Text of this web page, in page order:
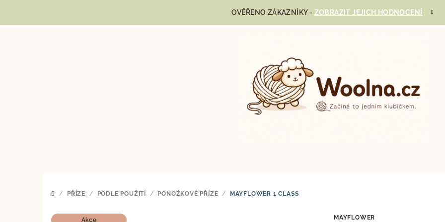
OVĚŘENO ZÁKAZNÍKY - ZOBRAZIT JEJICH HODNOCENÍ
DOMŮ
/ PŘÍZE / PODLE POUŽITÍ / PONOŽKOVÉ PŘÍZE / MAYFLOWER 1 CLASS
MAYFLOWER
Akce